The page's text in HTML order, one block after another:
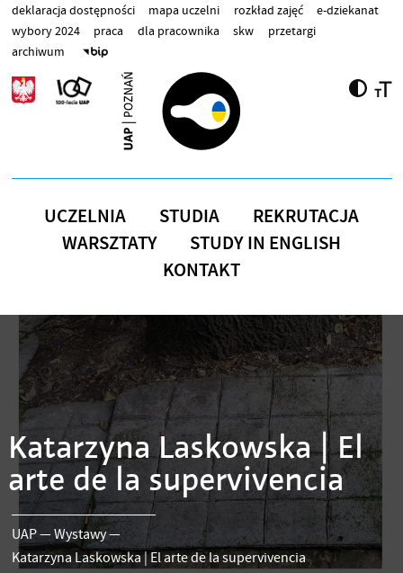
Przejdź do treści
deklaracja dostępności mapa uczelni rozkład zajęć
e-dziekanat
wybory 2024
praca dla pracownika skw
przetargi
archiwum
UCZELNIA STUDIA
REKRUTACJA
WARSZTATY
STUDY IN ENGLISH
KONTAKT
Katarzyna Laskowska | El
arte de la supervivencia
UAP—Wystawy—
Katarzyna Laskowska | El arte de la supervivencia